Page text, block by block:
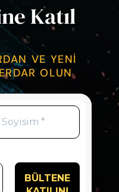
Katıl
VE YENİ
OLUN